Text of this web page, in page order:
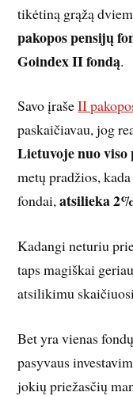
tikėtiną grąžą
pakopos pensijų
Goindex II fondą.
Savo įrašeII
paskaičiavau, jog
Lietuvoje nuo
metų pradžios,
fondai,atsilieka
Kadangi neturiu
taps magiškai
atsilikimu
Bet yra vienas
pasyvaus
jokių priežasčių